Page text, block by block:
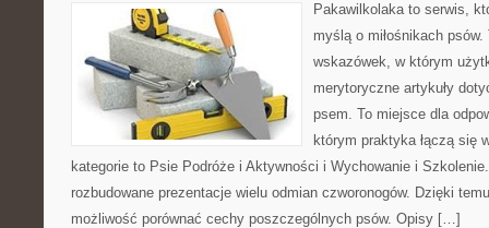
Pakawilkolaka to serwis,
myślą o miłośnikach
wskazówek, w którym
merytoryczne artykuły
psem. To miejsce dla
którym praktyka łączą się
kategorie to Psie Podróże i Aktywności i Wychowanie i
rozbudowane prezentacje wielu odmian czworonogów. Dzięki
możliwość porównać cechy poszczególnych psów. Opisy […]